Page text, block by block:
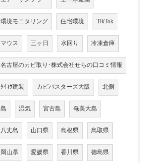
環境モニタリング 住宅環境 TikTok
マウス 三ヶ日 水回り 冷凍倉庫
名古屋のカビ取り･株式会社せらの口コミ情報
ﾀｲｺｳ建装 カビバスターズ大阪 北側
島 湿気 宮古島 奄美大島
八丈島 山口県 島根県 鳥取県
岡山県 愛媛県 香川県 徳島県